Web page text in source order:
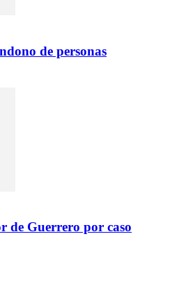
de personas
de Guerrero por caso